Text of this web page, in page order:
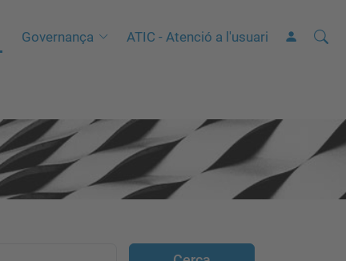
Governança ATIC - Atenció a l'usuari Cerca
C
a